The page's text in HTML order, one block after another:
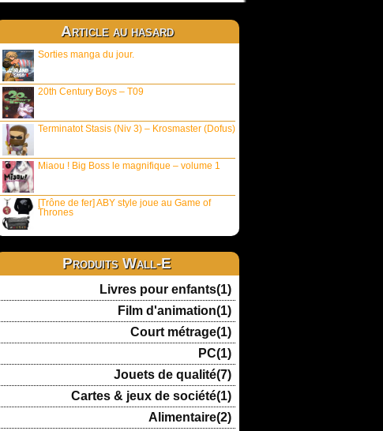
Article au hasard
Sorties manga du jour.
20th Century Boys – T09
Terminatot Stasis (Niv 3) – Krosmaster (Dofus)
Miaou ! Big Boss le magnifique – volume 1
[Trône de fer] ABY style joue au Game of
Thrones
Produits Wall-E
Livres pour enfants(1)
Film d'animation(1)
Court métrage(1)
PC(1)
Jouets de qualité(7)
Cartes & jeux de société(1)
Alimentaire(2)